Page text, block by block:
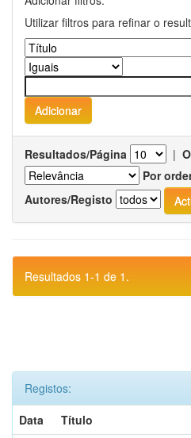
Utilizar filtros para refinar o
Resultados/Página |
Por
Autores/Registo
Resultados 1-1 de 1.
Registos:
Data
Título